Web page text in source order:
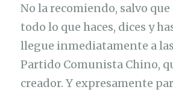
No la recomiendo, salvo
todo lo que haces, dices y
llegue inmediatamente a
Partido Comunista Chino,
creador. Y expresamente